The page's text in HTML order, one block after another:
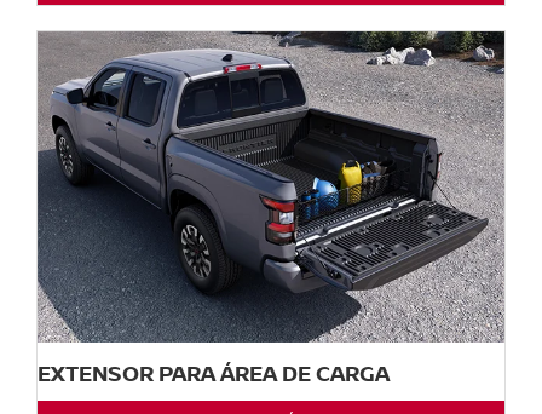
EXTENSOR PARA ÁREA DE CARGA